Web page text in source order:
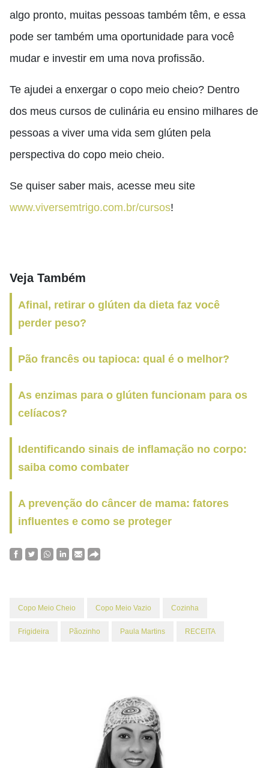
algo pronto, muitas pessoas também têm, e essa
pode ser também uma oportunidade para você
mudar e investir em uma nova profissão.
Te ajudei a enxergar o copo meio cheio? Dentro
dos meus cursos de culinária eu ensino milhares de
pessoas a viver uma vida sem glúten pela
perspectiva do copo meio cheio.
Se quiser saber mais, acesse meu site
www.viversemtrigo.com.br/cursos!
Veja Também
Afinal, retirar o glúten da dieta faz você
perder peso?
Pão francês ou tapioca: qual é o melhor?
As enzimas para o glúten funcionam para os
celíacos?
Identificando sinais de inflamação no corpo:
saiba como combater
A prevenção do câncer de mama: fatores
influentes e como se proteger
Copo Meio Cheio Copo Meio Vazio Cozinha
Frigideira Pãozinho Paula Martins RECEITA